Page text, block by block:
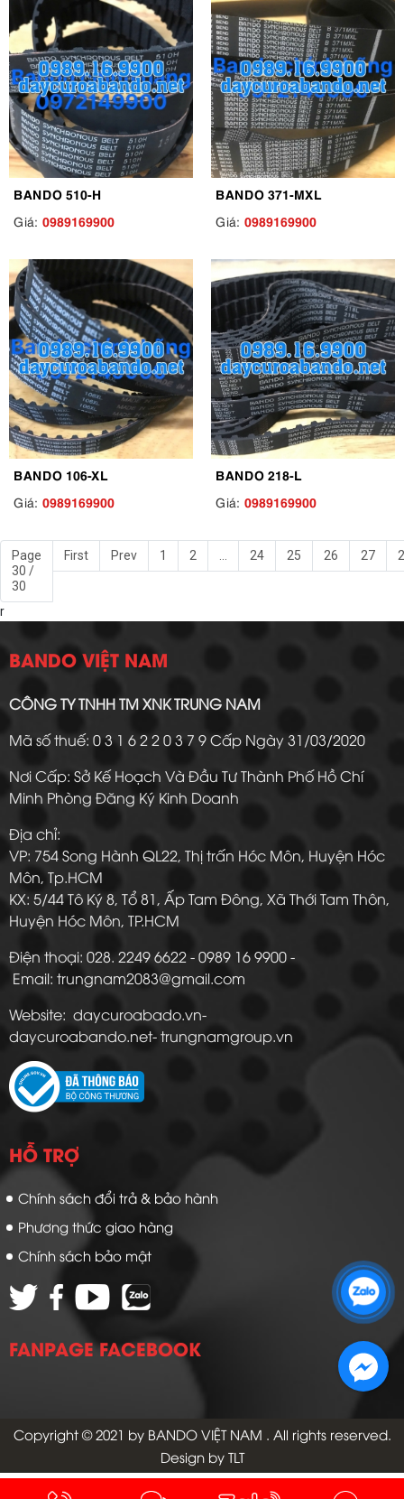
BANDO 510-H
Giá: 0989169900
BANDO 371-MXL
Giá: 0989169900
BANDO 106-XL
Giá: 0989169900
BANDO 218-L
Giá: 0989169900
Page
30 /
30
First Prev 1 2 ... 24 25 26 27
r
BANDO VIỆT NAM
CÔNG TY TNHH TM XNK TRUNG NAM
Mã số thuế: 0 3 1 6 2 2 0 3 7 9 Cấp Ngày 31/03/2020
Nơi Cấp: Sở Kế Hoạch Và Đầu Tư Thành Phố Hồ Chí
Minh Phòng Đăng Ký Kinh Doanh
Địa chỉ:
VP: 754 Song Hành QL22, Thị trấn Hóc Môn, Huyện Hóc
Môn, Tp.HCM
KX: 5/44 Tô Ký 8, Tổ 81, Ấp Tam Đông, Xã Thới Tam Thôn,
Huyện Hóc Môn, TP.HCM
Điện thoại: 028. 2249 6622 - 0989 16 9900 -
Email: trungnam2083@gmail.com
Website: daycuroabado.vn-
daycuroabando.net- trungnamgroup.vn
HỖ TRỢ
Chính sách đổi trả & bảo hành
Phương thức giao hàng
Chính sách bảo mật
FANPAGE FACEBOOK
Copyright © 2021 by BANDO VIỆT NAM . All rights reserved.
Design by TLT
Zalo 2: 0972 14 9900